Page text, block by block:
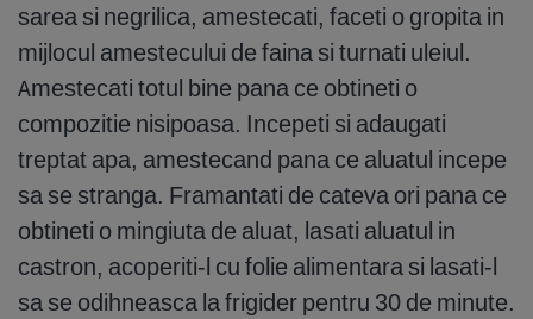
sarea si negrilica, amestecati, faceti o gropita in
mijlocul amestecului de faina si turnati uleiul.
Amestecati totul bine pana ce obtineti o
compozitie nisipoasa. Incepeti si adaugati
treptat apa, amestecand pana ce aluatul incepe
sa se stranga. Framantati de cateva ori pana ce
obtineti o mingiuta de aluat, lasati aluatul in
castron, acoperiti-l cu folie alimentara si lasati-l
sa se odihneasca la frigider pentru 30 de minute.